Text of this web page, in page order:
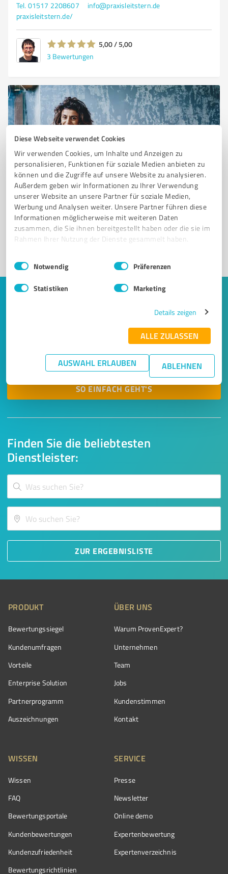
Diese Webseite verwendet Cookies
Wir verwenden Cookies, um Inhalte und Anzeigen zu
personalisieren, Funktionen für soziale Medien anbieten zu
können und die Zugriffe auf unsere Website zu analysieren.
Außerdem geben wir Informationen zu Ihrer Verwendung
unserer Website an unsere Partner für soziale Medien,
Werbung und Analysen weiter. Unsere Partner führen diese
Informationen möglicherweise mit weiteren Daten
zusammen, die Sie ihnen bereitgestellt haben oder die sie im
Rahmen Ihrer Nutzung der Dienste gesammelt haben.
Impressum Datenschutzbestimmungen
Einwilligungsauswahl
Notwendig Präferenzen
Statistiken Marketing
Details zeigen
ALLE ZULASSEN
AUSWAHL ERLAUBEN ABLEHNEN
Tel. 01517 2208607
info@praxisleitstern.de
praxisleitstern.de/
5,00 / 5,00
3 Bewertungen
Sie möchten auch hier gelistet werden?
Registrieren Sie sich jetzt und werden Sie ein von
Kunden empfohlener ProvenExpert!
Finden Sie die beliebtesten
Dienstleister:
ZUR ERGEBNISLISTE
Mails? Jetzt Angebote empfangen!
Lassen Sie sich einfach von passenden Experten in Ihrer
Nähe kontaktieren! Wir leiten Ihr Anliegen aus einem
kurzen Formular an bis zu 20 passende Dienstleister weiter.
SO EINFACH GEHT'S
PRODUKT
Bewertungssiegel
Kundenumfragen
Vorteile
Enterprise Solution
Partnerprogramm
Auszeichnungen
ÜBER UNS
Warum ProvenExpert?
Unternehmen
Team
Jobs
Kundenstimmen
Kontakt
WISSEN
Wissen
FAQ
Bewertungsportale
Kundenbewertungen
Kundenzufriedenheit
Bewertungs­richtlinien
SERVICE
Presse
Newsletter
Online demo
Expertenbewertung
Expertenverzeichnis